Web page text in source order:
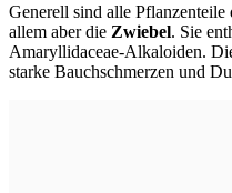
Generell sind alle
allem aber die Zwiebel. Sie
Amaryllidaceae-Alkaloiden.
starke Bauchschmerzen und